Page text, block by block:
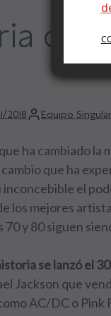
de
2018 Equipo
ha cambiado la
que ha
inconcebible el
los mejores
70 y 80 siguen
se lanzó el
Jackson que
AC/DC o